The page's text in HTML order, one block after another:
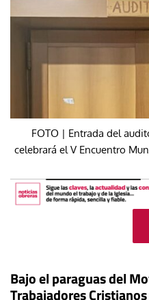
FOTO | Entrada del
celebrará el V Encuentro
Bajo el paraguas del
Trabajadores